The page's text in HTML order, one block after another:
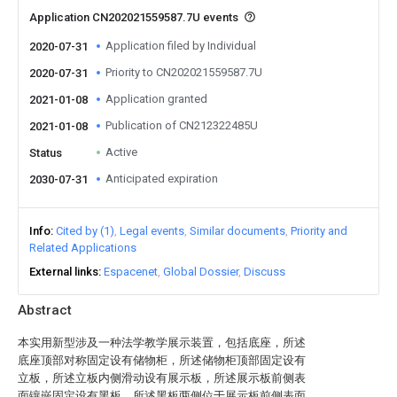
Abstract
本实用新型涉及一种法学教学展示装置，包括底座，所述
底座顶部对称固定设有储物柜，所述储物柜顶部固定设有
立板，所述立板内侧滑动设有展示板，所述展示板前侧表
Application CN202021559587.7U events
2020-07-31 Application filed by Individual
2020-07-31 Priority to CN202021559587.7U
2021-01-08 Application granted
2021-01-08 Publication of CN212322485U
Status Active
2030-07-31 Anticipated expiration
Info Cited by (1) Legal events Similar documents Priority and
Related Applications
External links Espacenet Global Dossier Discuss